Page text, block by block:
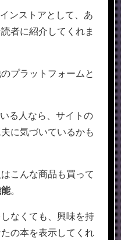
ンストアとして、あ
者に紹介してくれま
プラットフォームと
る人なら、サイトの
に気づいているかも
こんな商品も買って
。
なくても、興味を持
の本を表示してくれ